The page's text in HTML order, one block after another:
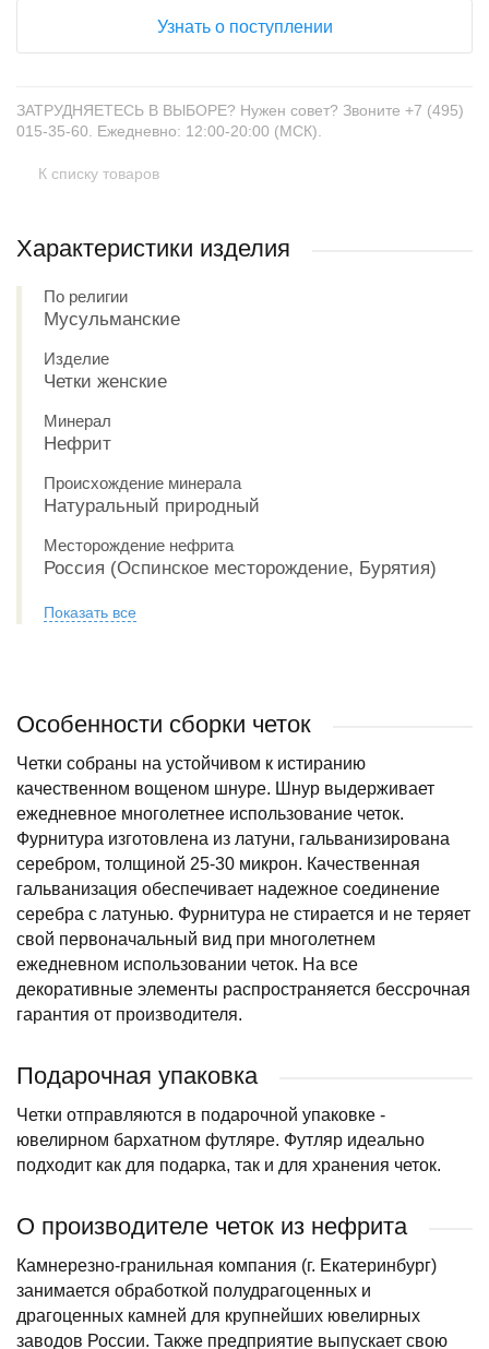
Узнать о поступлении
ЗАТРУДНЯЕТЕСЬ В ВЫБОРЕ? Нужен совет? Звоните +7 (495)
015-35-60. Ежедневно: 12:00-20:00 (МСК).
К списку товаров
Характеристики изделия
По религии
Мусульманские
Изделие
Четки женские
Минерал
Нефрит
Происхождение минерала
Натуральный природный
Месторождение нефрита
Россия (Оспинское месторождение, Бурятия)
Показать все
Особенности сборки четок
Четки собраны на устойчивом к истиранию
качественном вощеном шнуре. Шнур выдерживает
ежедневное многолетнее использование четок.
Фурнитура изготовлена из латуни, гальванизирована
серебром, толщиной 25-30 микрон. Качественная
гальванизация обеспечивает надежное соединение
серебра с латунью. Фурнитура не стирается и не теряет
свой первоначальный вид при многолетнем
ежедневном использовании четок. На все
декоративные элементы распространяется бессрочная
гарантия от производителя.
Подарочная упаковка
Четки отправляются в подарочной упаковке -
ювелирном бархатном футляре. Футляр идеально
подходит как для подарка, так и для хранения четок.
О производителе четок из нефрита
Камнерезно-гранильная компания (г. Екатеринбург)
занимается обработкой полудрагоценных и
драгоценных камней для крупнейших ювелирных
заводов России. Также предприятие выпускает свою